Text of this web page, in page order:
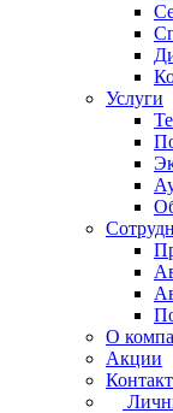
Услуги
О
Акции